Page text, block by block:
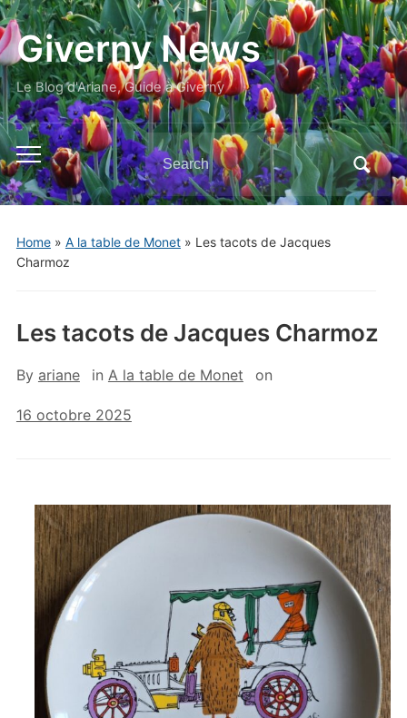
Giverny News
Le Blog d'Ariane, Guide à Giverny
Toggle
mobile
menu
Search
for:
Home» A la table de Monet» Les tacots de Jacques
Charmoz
Les tacots de Jacques Charmoz
By ariane in A la table de Monet on
16 octobre 2025